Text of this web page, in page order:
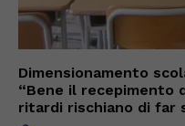
Dimensionamento
“Bene il recepimento
ritardi rischiano di far